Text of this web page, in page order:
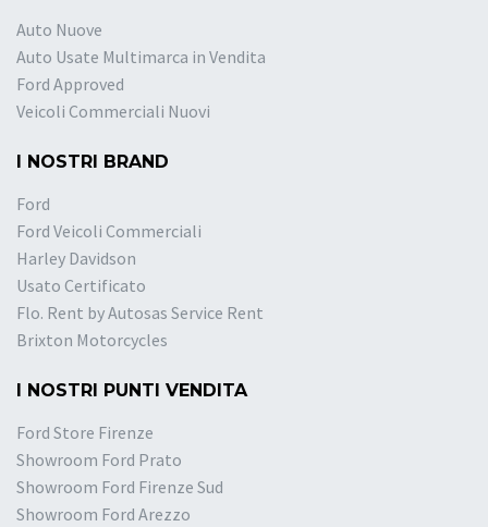
Auto Nuove
Auto Usate Multimarca in Vendita
Ford Approved
Veicoli Commerciali Nuovi
I NOSTRI BRAND
Ford
Ford Veicoli Commerciali
Harley Davidson
Usato Certificato
Flo. Rent by Autosas Service Rent
Brixton Motorcycles
I NOSTRI PUNTI VENDITA
Ford Store Firenze
Showroom Ford Prato
Showroom Ford Firenze Sud
Showroom Ford Arezzo